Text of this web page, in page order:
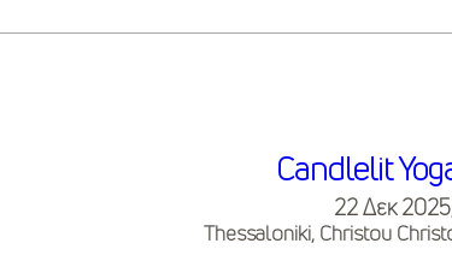
Candlelit
22 Δεκ
Thessaloniki, Christou